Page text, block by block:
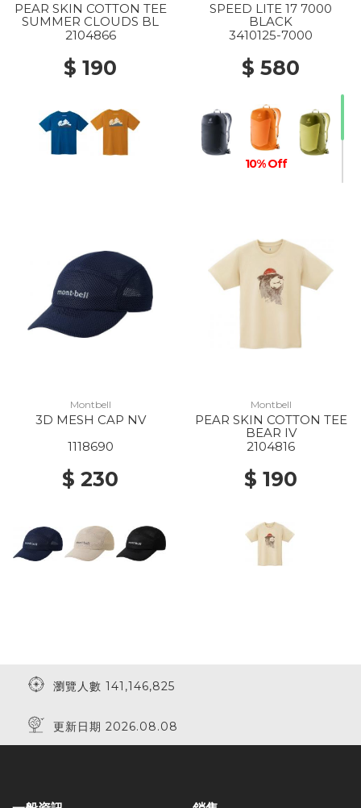
PEAR SKIN COTTON TEE
SUMMER CLOUDS BL
2104866
$ 190
SPEED LITE 17 7000
BLACK
3410125-7000
$ 580
10% Off
Montbell
3D MESH CAP NV
1118690
$ 230
Montbell
PEAR SKIN COTTON TEE
BEAR IV
2104816
$ 190
瀏覽人數 141,146,825
更新日期 2026.08.08